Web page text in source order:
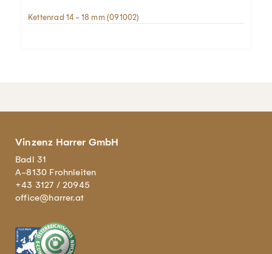
Kettenrad 14 - 18 mm (091002)
Vinzenz Harrer GmbH
Badl 31
A-8130 Frohnleiten
+43 3127 / 20945
office@harrer.at